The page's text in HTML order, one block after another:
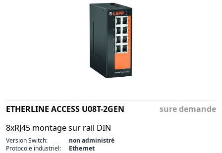
ETHERLINE ACCESS U08T-2GEN
8xRJ45 montage sur rail DIN
sure demande
Version Switch:
non administré
Protocole industriel:
Ethernet